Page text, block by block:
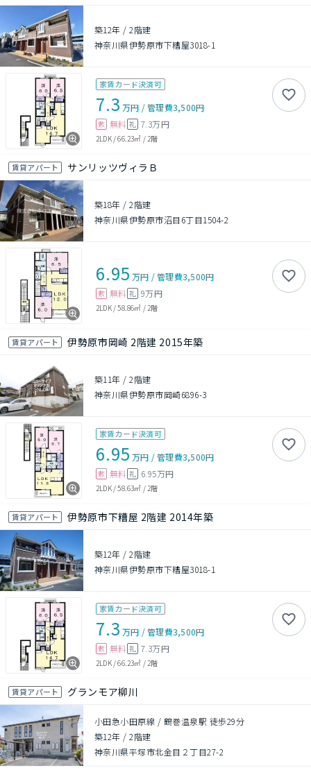
築12年 /2階建
神奈川県伊勢原市下糟屋3018-1
家賃カード決済可
7.3 万円 /管理費3,500円
敷 無料 礼 7.3万円
2LDK/66.23㎡ /2階
賃貸アパート サンリッツヴィラＢ
築18年 /2階建
神奈川県伊勢原市沼目6丁目1504-2
6.95 万円 /管理費3,500円
敷 無料 礼 9万円
2LDK/58.86㎡ / 2階
賃貸アパート 伊勢原市岡崎 2階建 2015年築
築11年 /2階建
神奈川県伊勢原市岡崎6896-3
家賃カード決済可
6.95 万円 /管理費3,500円
敷 無料 礼 6.95万円
2LDK/58.63㎡ /2階
賃貸アパート 伊勢原市下糟屋 2階建 2014年築
築12年 /2階建
神奈川県伊勢原市下糟屋3018-1
家賃カード決済可
7.3 万円 /管理費3,500円
敷 無料 礼 7.3万円
2LDK/66.23㎡ /2階
賃貸アパート グランモア柳川
小田急小田原線 / 鶴巻温泉駅 徒歩29分
築12年 /2階建
神奈川県平塚市北金目２丁目27-2